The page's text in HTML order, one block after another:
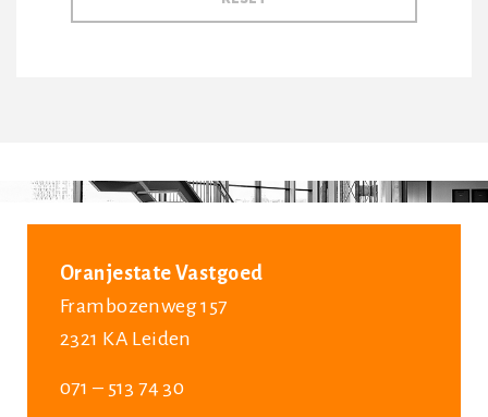
Oranjestate Vastgoed
Frambozenweg 157
2321 KA Leiden
071 – 513 74 30